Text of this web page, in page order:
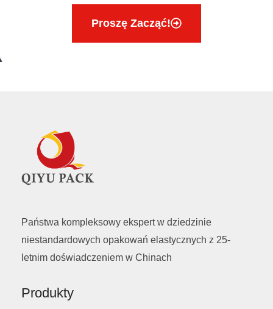
Proszę Zacząć!
Państwa kompleksowy ekspert w dziedzinie
niestandardowych opakowań elastycznych z 25-
letnim doświadczeniem w Chinach
Produkty